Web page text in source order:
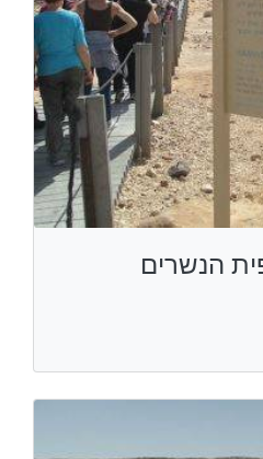
הנשרים